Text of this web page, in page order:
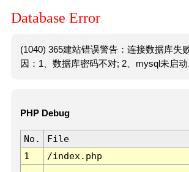
Database Error
(1040) 365建站错误警告：连接数据库失
因：1、数据库密码不对; 2、mysql未启动
PHP Debug
No. File
1
/index.php